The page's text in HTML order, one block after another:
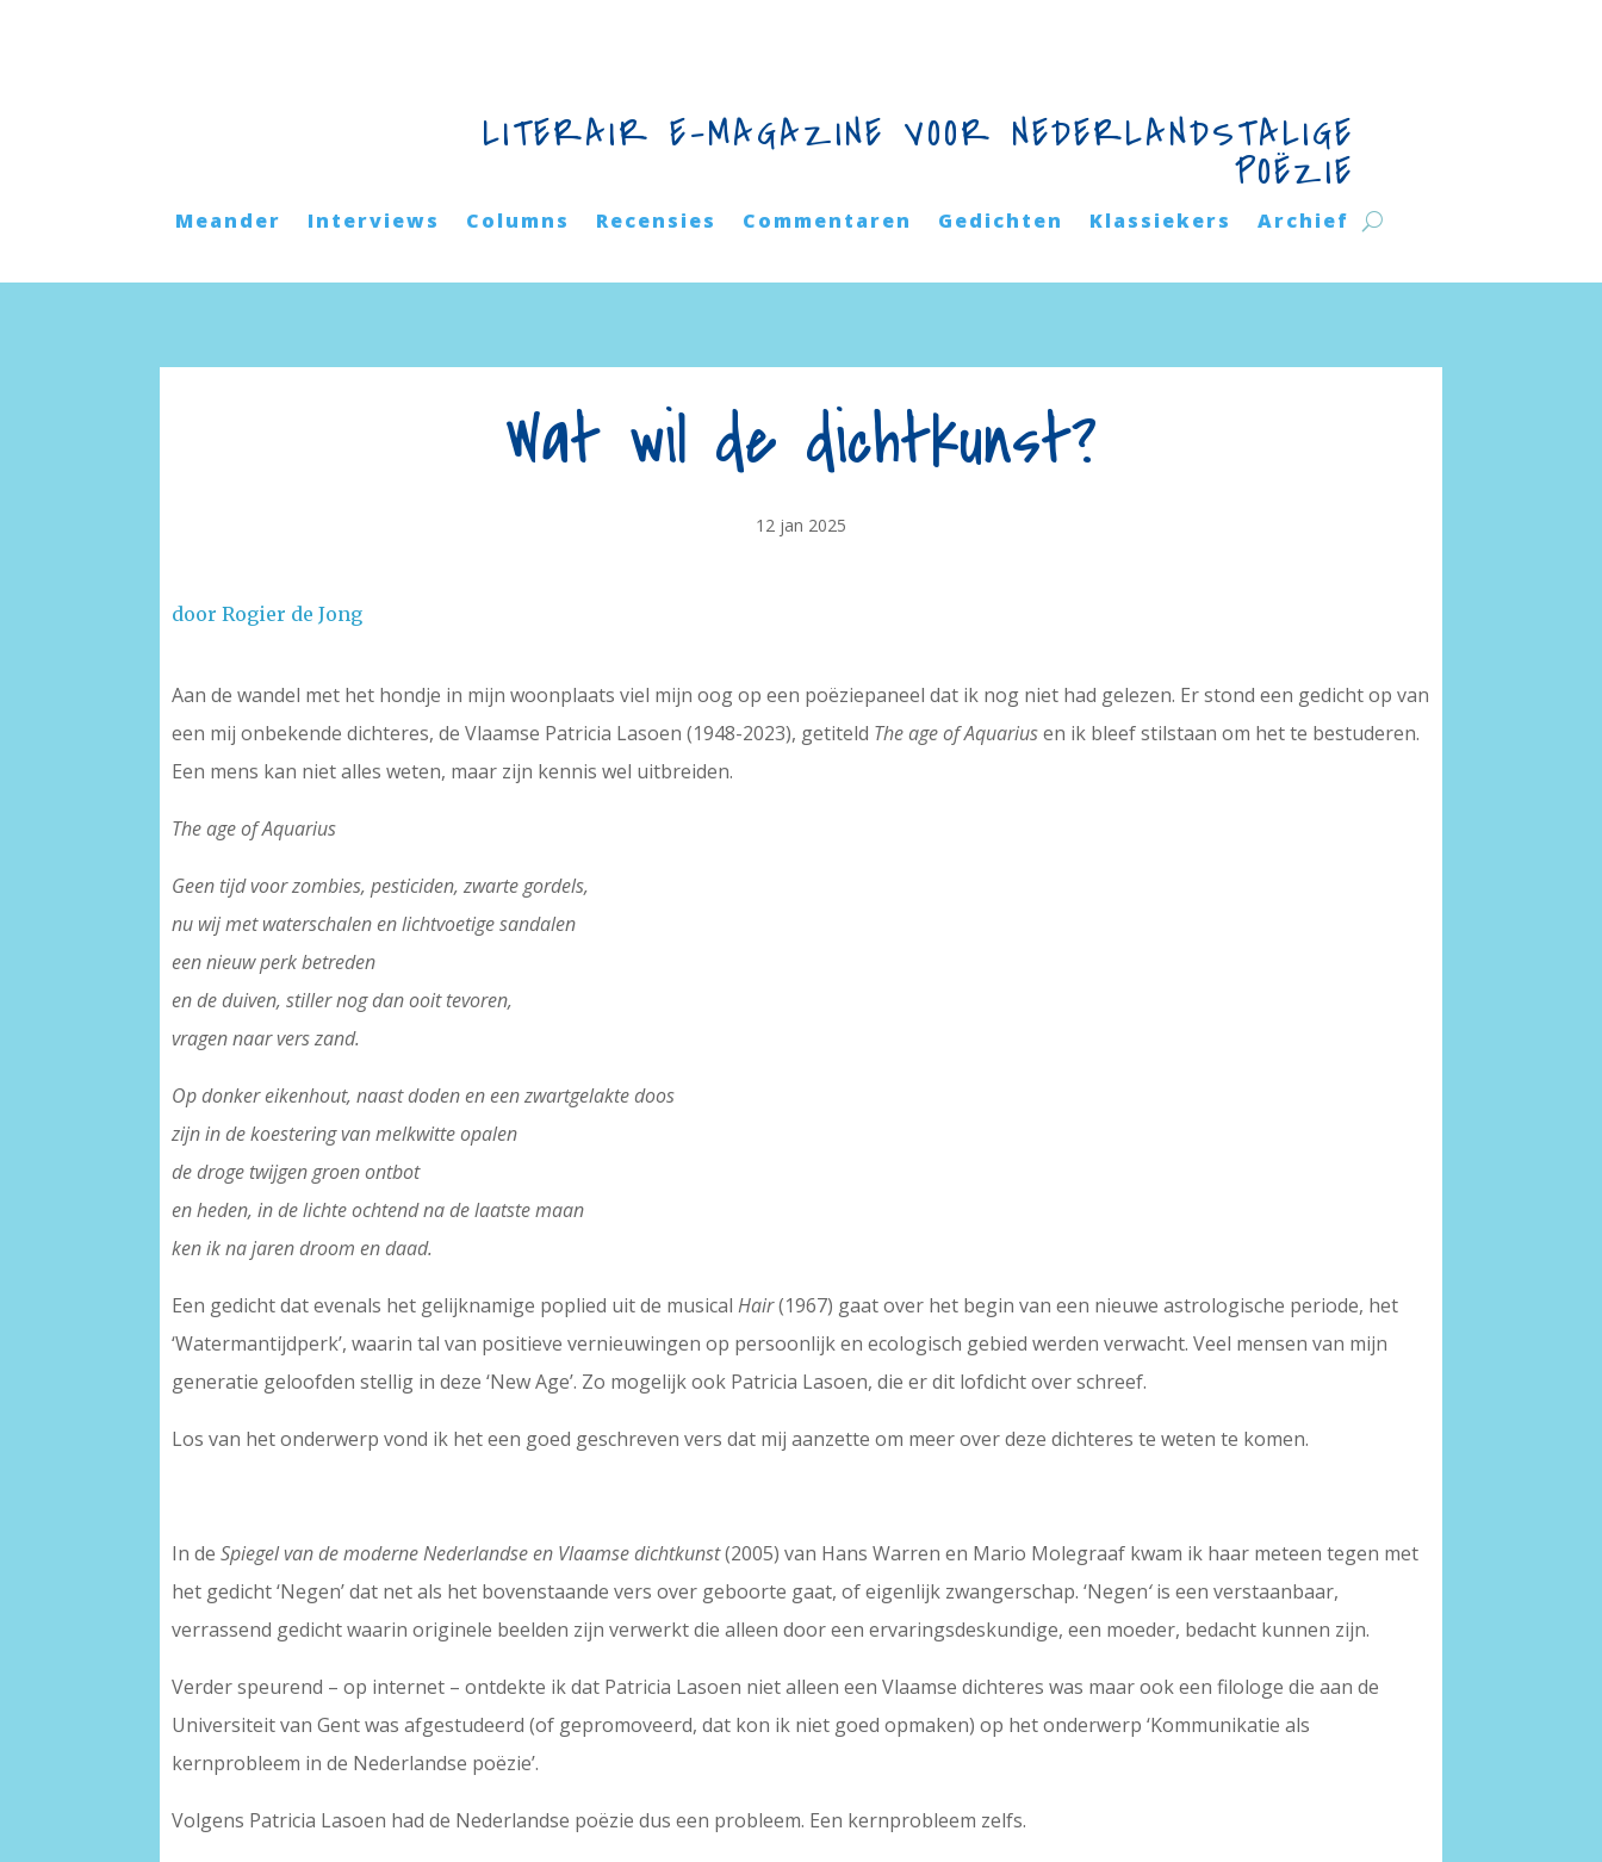
LITERAIR E-MAGAZINE VOOR NEDERLANDSTALIGE
POËZIE
Meander Interviews Columns Recensies Commentaren Gedichten Klassiekers Archief
Wat wil de dichtkunst?
12 jan 2025
door Rogier de Jong
Aan de wandel met het hondje in mijn woonplaats viel mijn oog op een poëziepaneel dat ik nog niet had gelezen. Er stond een gedicht op van
een mij onbekende dichteres, de Vlaamse Patricia Lasoen (1948-2023), getiteld The age of Aquariusen ik bleef stilstaan om het te bestuderen.
Een mens kan niet alles weten, maar zijn kennis wel uitbreiden.
The age of Aquarius
Geen tijd voor zombies, pesticiden, zwarte gordels,
nu wij met waterschalen en lichtvoetige sandalen
een nieuw perk betreden
en de duiven, stiller nog dan ooit tevoren,
vragen naar vers zand.
Op donker eikenhout, naast doden en een zwartgelakte doos
zijn in de koestering van melkwitte opalen
de droge twijgen groen ontbot
en heden, in de lichte ochtend na de laatste maan
ken ik na jaren droom en daad.
Een gedicht dat evenals het gelijknamige poplied uit de musicalHair(1967) gaat over het begin van een nieuwe astrologische periode, het
‘Watermantijdperk’, waarin tal van positieve vernieuwingen op persoonlijk en ecologisch gebied werden verwacht. Veel mensen van mijn
generatie geloofden stellig in deze ‘New Age’. Zo mogelijk ook Patricia Lasoen, die er dit lofdicht over schreef.
Los van het onderwerp vond ik het een goed geschreven vers dat mij aanzette om meer over deze dichteres te weten te komen.
In deSpiegel van de moderne Nederlandse en Vlaamse dichtkunst(2005) van Hans Warren en Mario Molegraaf kwam ik haar meteen tegen met
het gedicht ‘Negen’ dat net als het bovenstaande vers over geboorte gaat, of eigenlijk zwangerschap. ‘Negen‘is een verstaanbaar,
verrassend gedicht waarin originele beelden zijn verwerkt die alleen door een ervaringsdeskundige, een moeder, bedacht kunnen zijn.
Verder speurend – op internet – ontdekte ik dat Patricia Lasoen niet alleen een Vlaamse dichteres was maar ook een filologe die aan de
Universiteit van Gent was afgestudeerd (of gepromoveerd, dat kon ik niet goed opmaken) op het onderwerp ‘Kommunikatie als
kernprobleem in de Nederlandse poëzie’.
Volgens Patricia Lasoen had de Nederlandse poëzie dus een probleem. Een kernprobleem zelfs.